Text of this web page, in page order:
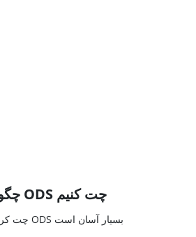
چگونه با ODS چت کنیم
چت کردن با اسناد ODS بسیار آسان است